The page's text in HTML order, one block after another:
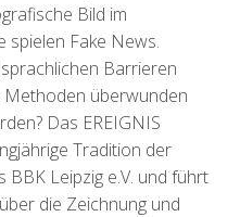
Bild im
spielen Fake News.
Barrieren
überwunden
Das EREIGNIS
Tradition der
BBK Leipzig e.V. und führt
die Zeichnung und